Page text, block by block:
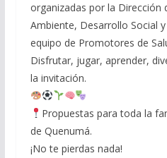
organizadas por la Dirección
Ambiente, Desarrollo Social
equipo de Promotores de
Disfrutar, jugar, aprender,
la invitación.
Propuestas para toda la
de Quenumá.
¡No te pierdas nada!